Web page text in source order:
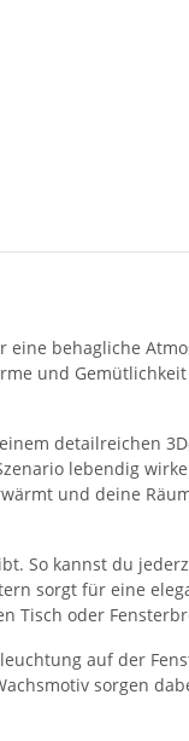
behagliche
und
detailreichen
lebendig
und deine
So kannst du
sorgt für eine
Tisch oder
auf der
sorgen